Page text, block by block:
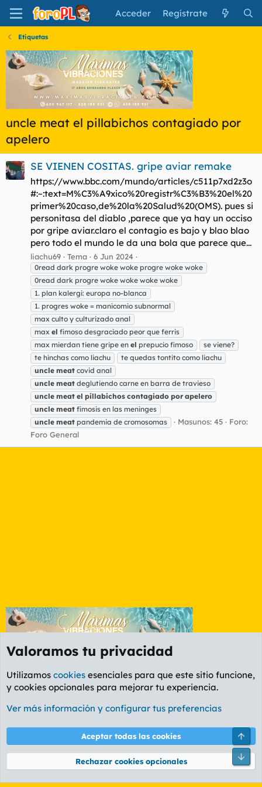
Acceder Regístrate
Etiquetas
uncle meat el pillabichos contagiado por
apelero
SE VIENEN COSITAS. gripe aviar remake
https://www.bbc.com/mundo/articles/c511p7xd2z3o
#:~:text=M%C3%A9xico%20registr%C3%B3%20el%20
primer%20caso,de%20la%20Salud%20(OMS). pues si
personitasa del diablo ,parece que ya hay un occiso
por gripe aviar.claro el contagio es bajo y blao blao
pero todo el mundo le da una bola que parece que...
liachu69 Tema 6 Jun 2024
0read dark progre woke woke progre woke woke
0read dark progre woke woke woke woke
1. plan kalergi: europa no-blanca
1. progres woke = manicomio subnormal
max culto y culturizado anal
max el fimoso desgraciado peor que ferris
max mierdan tiene gripe en el prepucio fimoso
se viene?
te hinchas como liachu
te quedas tontito como liachu
uncle meat covid anal
uncle meat deglutiendo carne en barra de travieso
uncle meat el pillabichos contagiado por apelero
uncle meat fimosis en las meninges
uncle meat pandemia de cromosomas Masunos: 45
Foro:
Foro General
Etiquetas
Cookies
PL OLDSTYLE AMARILLO
Términos y reglas Política de privacidad Ayuda
Community platform by XenForo® © 2010-2026 XenForo Ltd.
Valoramos tu privacidad
Utilizamos cookies esenciales para que este sitio funcione,
y cookies opcionales para mejorar tu experiencia.
Ver más información y configurar tus preferencias
Aceptar todas las cookies
Rechazar cookies opcionales
Pie